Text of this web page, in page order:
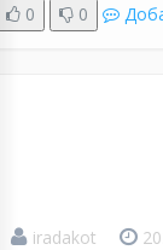
0 0
iradakot